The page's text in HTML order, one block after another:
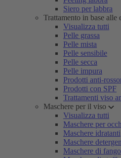
Siero per labbra
Trattamento in base alle
Visualizza tutti
Pelle grassa
Pelle mista
Pelle sensibile
Pelle secca
Pelle impura
Prodotti anti-
Prodotti con SPF
Trattamenti viso
Maschere per il viso
Visualizza tutti
Maschere per
Maschere idratanti
Maschere
Maschere di fango